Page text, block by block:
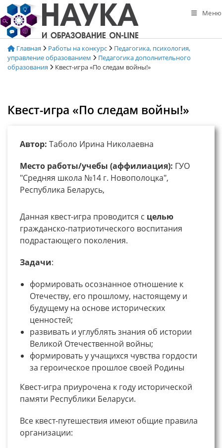
Перейти
к
содержимому
Меню
Главная Работы на конкурс
Педагогика, психология,
управление образованием
Педагогика дополнительного
образования
Квест-игра «По следам войны!»
Квест-игра «По следам войны!»
Автор: Таболо Ирина Николаевна
Место работы/учебы (аффилиация): ГУО
"Средняя школа №14 г. Новополоцка",
Республика Беларусь,
Данная квест-игра проводится с целью
гражданско-патриотического воспитания
подрастающего поколения.
Задачи:
формировать осознанное отношение к
Отечеству, его прошлому, настоящему и
будущему на основе исторических
ценностей;
развивать и углублять знания об истории
Великой Отечественной войны;
формировать у учащихся чувства гордости
за героическое прошлое своей Родины
Квест-игра приурочена к году исторической
памяти Республики Беларуси.
Все квест-путешествия имеют общие правила
организации: